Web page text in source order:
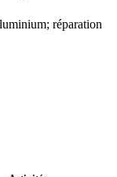
réparation